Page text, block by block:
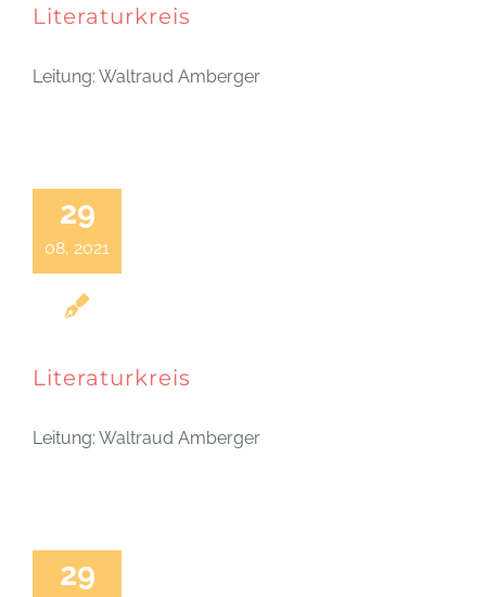
Literaturkreis
Leitung: Waltraud Amberger
29
08, 2021
Literaturkreis
Leitung: Waltraud Amberger
29